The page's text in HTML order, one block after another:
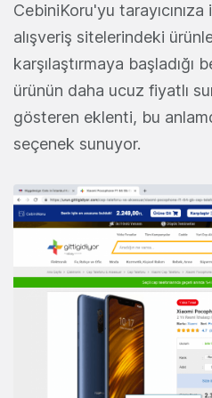
CebiniKoru'yu
alışveriş sitelerindeki
karşılaştırmaya başladığı
ürünün daha ucuz fiyatlı
gösteren eklenti, bu
seçenek sunuyor.